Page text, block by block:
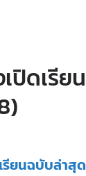
ปิดเรียน
รียนฉบับล่าสุด